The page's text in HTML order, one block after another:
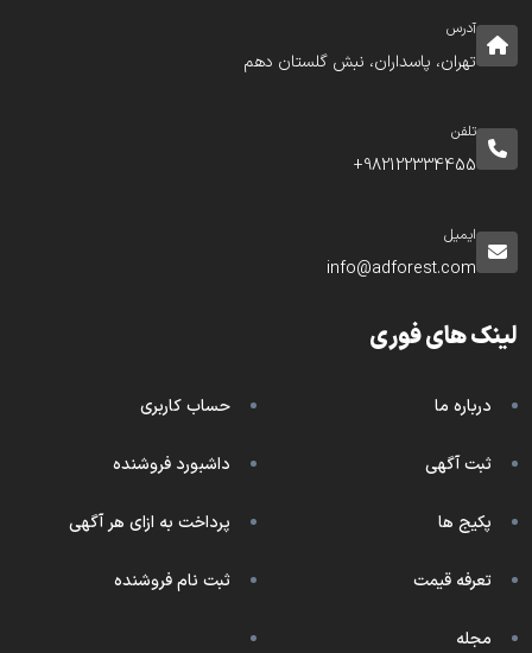
آدرس
تهران، پاسداران، نبش گلستان دهم
تلفن
982122334455+
ایمیل
info@adforest.com
لینک های فوری
درباره ما
ثبت آگهی
پکیج ها
تعرفه قیمت
مجله
حساب کاربری
داشبورد فروشنده
پرداخت به ازای هر آگهی
ثبت نام فروشنده